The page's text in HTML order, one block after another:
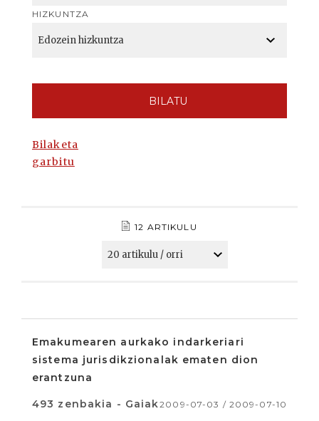
HIZKUNTZA
BILATU
Bilaketa
garbitu
12 ARTIKULU
Emakumearen aurkako indarkeriari
sistema jurisdikzionalak ematen dion
erantzuna
493 zenbakia - Gaiak2009-07-03 / 2009-07-10